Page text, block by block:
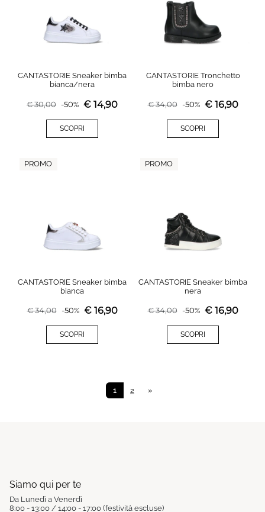
CANTASTORIE Sneaker bimba
bianca/nera
€30,00 -50% € 14,90
SCOPRI
CANTASTORIE Tronchetto
bimba nero
€34,00 -50% € 16,90
SCOPRI
PROMO
CANTASTORIE Sneaker bimba
bianca
€34,00 -50% € 16,90
SCOPRI
PROMO
CANTASTORIE Sneaker bimba
nera
€34,00 -50% € 16,90
SCOPRI
1 2 »
Siamo qui per te
Da Lunedì a Venerdì
8:00 - 13:00 / 14:00 - 17:00 (festività escluse)